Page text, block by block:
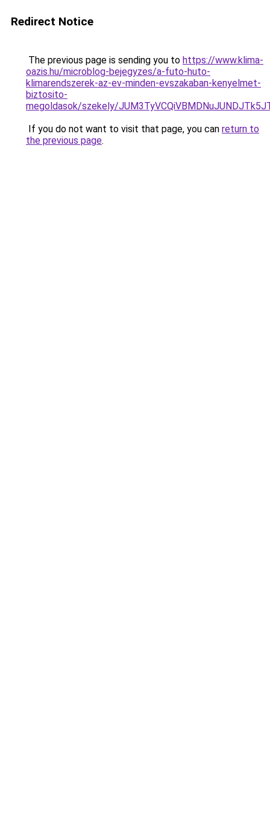
Redirect Notice
The previous page is sending you to https://www.klima-
oazis.hu/microblog-bejegyzes/a-futo-huto-
klimarendszerek-az-ev-minden-evszakaban-kenyelmet-
biztosito-
megoldasok/szekely/
If you do not want to visit that page, you can return to
the previous page.